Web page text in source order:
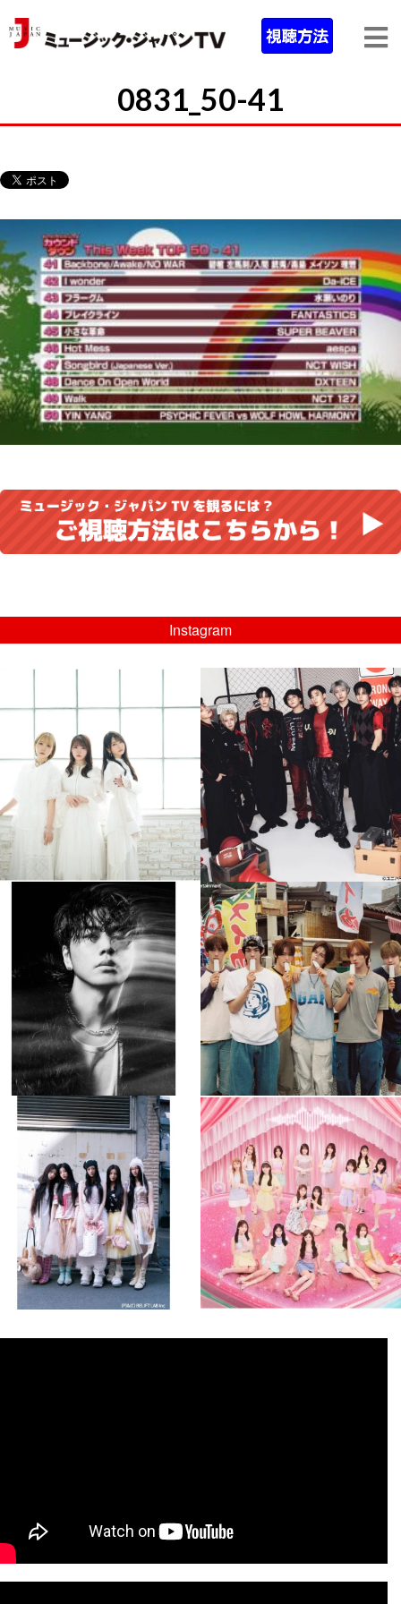
0831_50-41
Instagram
💡8/5(水)特番放送！
...
8月 4
4 0
musicjapantv
💡08/05(水)23:00特番放送！
...
8月 4
4 0
musicjapantv
💡8月特番放送決定！
...
8月 4
510 0
musicjapantv
💡8月特番放送決定！
...
8月 4
6 0
musicjapantv
💡8月特番放送決定！
8月 4
2 0
musicjapantv
💡8月特番放送決定！
...
8月 4
2 0